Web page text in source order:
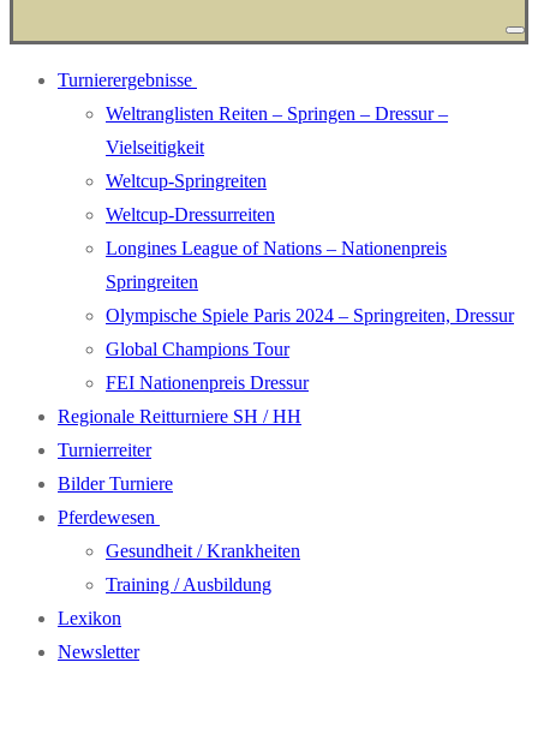
Turnierergebnisse
Weltranglisten Reiten – Springen – Dressur –
Vielseitigkeit
Weltcup-Springreiten
Weltcup-Dressurreiten
Longines League of Nations – Nationenpreis
Springreiten
Olympische Spiele Paris 2024 – Springreiten, Dressur
Global Champions Tour
FEI Nationenpreis Dressur
Regionale Reitturniere SH / HH
Turnierreiter
Bilder Turniere
Pferdewesen
Gesundheit / Krankheiten
Training / Ausbildung
Lexikon
Newsletter